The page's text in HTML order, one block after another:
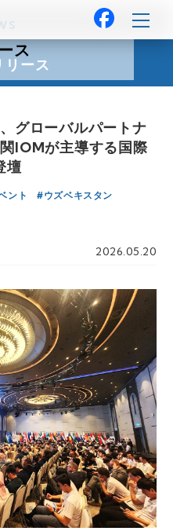
ス
リース
グローバルパートナ
IOMが主導する国際
壇
ント ウズベキスタン
2026.05.20